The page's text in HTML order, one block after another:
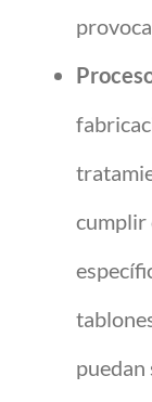
cumplir
puedan